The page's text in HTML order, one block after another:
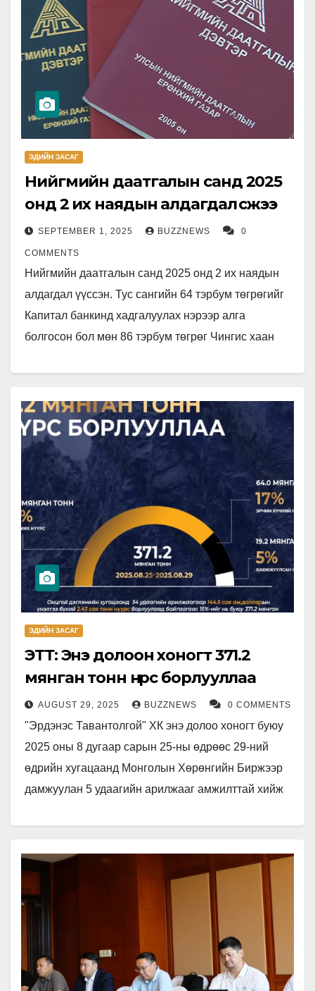
ЭДИЙН ЗАСАГ
Нийгмийн даатгалын санд 2025
онд 2 их наядын алдагдал үүсжээ
SEPTEMBER 1, 2025 BUZZNEWS 0
COMMENTS
Нийгмийн даатгалын санд 2025 онд 2 их наядын
алдагдал үүссэн. Тус сангийн 64 тэрбум төгрөгийг
Капитал банкинд хадгалуулах нэрээр алга
болгосон бол мөн 86 тэрбум төгрөг Чингис хаан
ЭДИЙН ЗАСАГ
ЭТТ: Энэ долоон хоногт 371.2
мянган тонн нүүрс борлууллаа
AUGUST 29, 2025 BUZZNEWS 0 COMMENTS
"Эрдэнэс Тавантолгой" ХК энэ долоо хоногт буюу
2025 оны 8 дугаар сарын 25-ны өдрөөс 29-ний
өдрийн хугацаанд Монголын Хөрөнгийн Биржээр
дамжуулан 5 удаагийн арилжааг амжилттай хийж